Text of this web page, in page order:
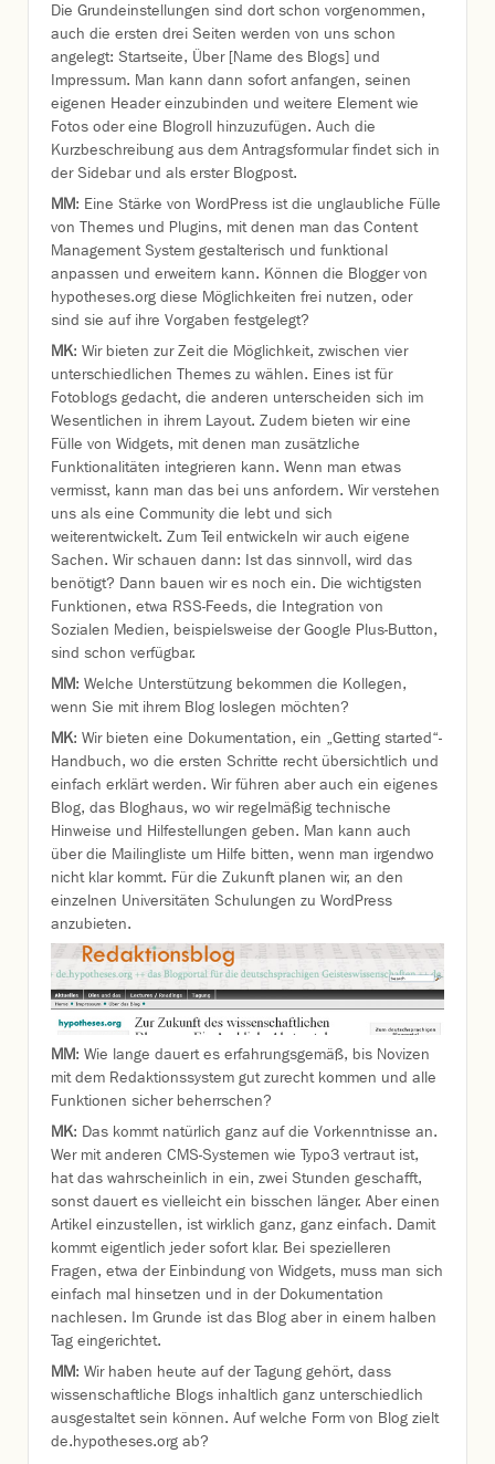
Die Grundeinstellungen sind dort schon vorgenommen,
auch die ersten drei Seiten werden von uns schon
angelegt: Startseite, Über [Name des Blogs] und
Impressum. Man kann dann sofort anfangen, seinen
eigenen Header einzubinden und weitere Element wie
Fotos oder eine Blogroll hinzuzufügen. Auch die
Kurzbeschreibung aus dem Antragsformular findet sich in
der Sidebar und als erster Blogpost.
MM: Eine Stärke von WordPress ist die unglaubliche Fülle
von Themes und Plugins, mit denen man das Content
Management System gestalterisch und funktional
anpassen und erweitern kann. Können die Blogger von
hypotheses.org diese Möglichkeiten frei nutzen, oder
sind sie auf ihre Vorgaben festgelegt?
MK: Wir bieten zur Zeit die Möglichkeit, zwischen vier
unterschiedlichen Themes zu wählen. Eines ist für
Fotoblogs gedacht, die anderen unterscheiden sich im
Wesentlichen in ihrem Layout. Zudem bieten wir eine
Fülle von Widgets, mit denen man zusätzliche
Funktionalitäten integrieren kann. Wenn man etwas
vermisst, kann man das bei uns anfordern. Wir verstehen
uns als eine Community die lebt und sich
weiterentwickelt. Zum Teil entwickeln wir auch eigene
Sachen. Wir schauen dann: Ist das sinnvoll, wird das
benötigt? Dann bauen wir es noch ein. Die wichtigsten
Funktionen, etwa RSS-Feeds, die Integration von
Sozialen Medien, beispielsweise der Google Plus-Button,
sind schon verfügbar.
MM: Welche Unterstützung bekommen die Kollegen,
wenn Sie mit ihrem Blog loslegen möchten?
MK: Wir bieten eine Dokumentation, ein „Getting started“-
Handbuch, wo die ersten Schritte recht übersichtlich und
einfach erklärt werden. Wir führen aber auch ein eigenes
Blog, das Bloghaus, wo wir regelmäßig technische
Hinweise und Hilfestellungen geben. Man kann auch
über die Mailingliste um Hilfe bitten, wenn man irgendwo
nicht klar kommt. Für die Zukunft planen wir, an den
einzelnen Universitäten Schulungen zu WordPress
anzubieten.
MM: Wie lange dauert es erfahrungsgemäß, bis Novizen
mit dem Redaktionssystem gut zurecht kommen und alle
Funktionen sicher beherrschen?
MK: Das kommt natürlich ganz auf die Vorkenntnisse an.
Wer mit anderen CMS-Systemen wie Typo3 vertraut ist,
hat das wahrscheinlich in ein, zwei Stunden geschafft,
sonst dauert es vielleicht ein bisschen länger. Aber einen
Artikel einzustellen, ist wirklich ganz, ganz einfach. Damit
kommt eigentlich jeder sofort klar. Bei spezielleren
Fragen, etwa der Einbindung von Widgets, muss man sich
einfach mal hinsetzen und in der Dokumentation
nachlesen. Im Grunde ist das Blog aber in einem halben
Tag eingerichtet.
MM: Wir haben heute auf der Tagung gehört, dass
wissenschaftliche Blogs inhaltlich ganz unterschiedlich
ausgestaltet sein können. Auf welche Form von Blog zielt
de.hypotheses.org ab?